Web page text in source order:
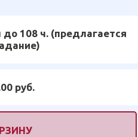
108 ч. (предлагается
руб.